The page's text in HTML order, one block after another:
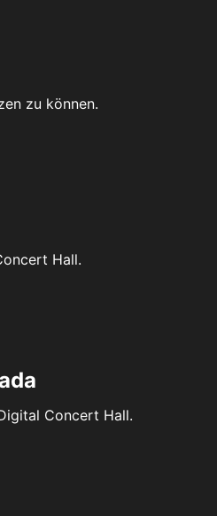
zu können.
Hall.
Concert Hall.